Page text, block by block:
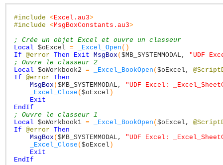
#include <Excel.au3>
#include <MsgBoxConstants.au3>
; Crée un objet Excel et ouvre un classeur
Local $oExcel = _Excel_Open ( )
If @error Then Exit MsgBox ($MB_SYSTEMMODAL ,
"UDF
; Ouvre le classeur 2
Local $oWorkbook2 = _Excel_BookOpen ($oExcel ,
If @error Then
MsgBox ($MB_SYSTEMMODAL ,
"UDF Excel:
_Excel_Close ($oExcel )
Exit
EndIf
; Ouvre le classeur 1
Local $oWorkbook1 = _Excel_BookOpen ($oExcel ,
If @error Then
MsgBox ($MB_SYSTEMMODAL ,
"UDF Excel:
_Excel_Close ($oExcel )
Exit
EndIf